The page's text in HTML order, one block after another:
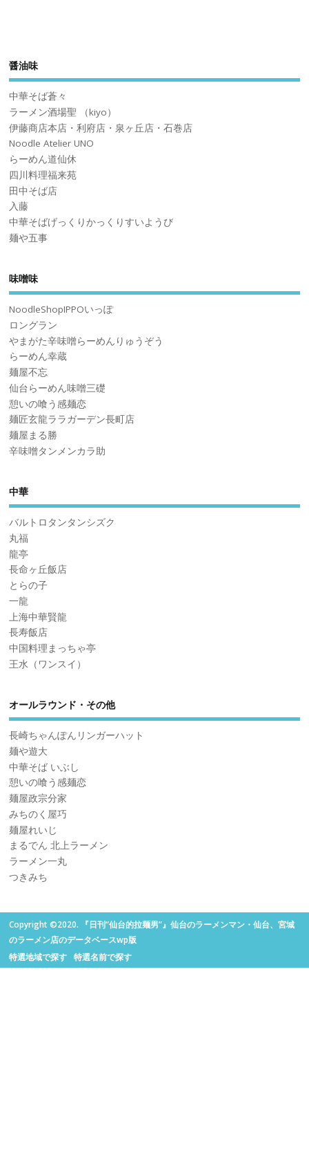
醤油味
中華そば蒼々
ラーメン酒場聖 （kiyo）
伊藤商店本店・利府店・泉ヶ丘店・石巻店
Noodle Atelier UNO
らーめん道仙休
四川料理福来苑
田中そば店
入藤
中華そばげっくりかっくりすいようび
麺や五事
味噌味
NoodleShopIPPOいっぽ
ロングラン
やまがた辛味噌らーめんりゅうぞう
らーめん幸蔵
麺屋不忘
仙台らーめん味噌三礎
憩いの喰う感麺恋
麺匠玄龍ララガーデン長町店
麺屋まる勝
辛味噌タンメンカラ助
中華
バルトロタンタンシズク
丸福
龍亭
長命ヶ丘飯店
とらの子
一龍
上海中華賢龍
長寿飯店
中国料理まっちゃ亭
王水（ワンスイ）
オールラウンド・その他
長崎ちゃんぽんリンガーハット
麺や遊大
中華そば いぶし
憩いの喰う感麺恋
麺屋政宗分家
みちのく屋巧
麺屋れいじ
まるでん 北上ラーメン
ラーメン一丸
つきみち
Copyright ©2020. 『日刊“仙台的拉麺男”』仙台のラーメンマン・仙台、宮城
のラーメン店のデータベースwp版
特選地域で探す
特選名前で探す